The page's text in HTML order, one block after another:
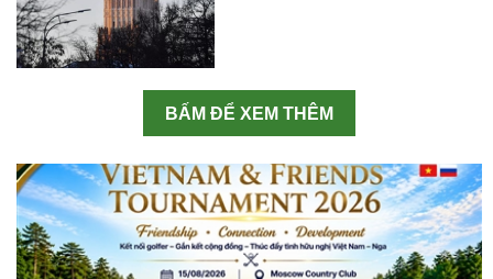
BẤM ĐỂ XEM THÊM